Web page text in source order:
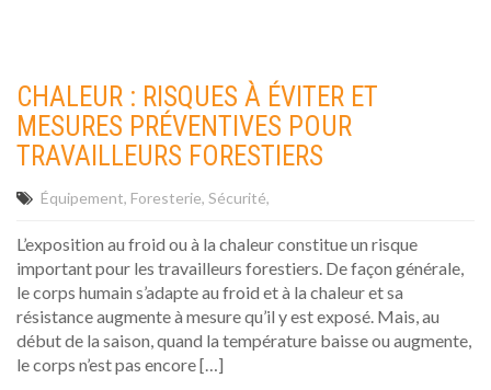
CHALEUR : RISQUES À ÉVITER ET
MESURES PRÉVENTIVES POUR
TRAVAILLEURS FORESTIERS
Équipement Foresterie Sécurité
L’exposition au froid ou à la chaleur constitue un risque
important pour les travailleurs forestiers. De façon générale,
le corps humain s’adapte au froid et à la chaleur et sa
résistance augmente à mesure qu’il y est exposé. Mais, au
début de la saison, quand la température baisse ou augmente,
le corps n’est pas encore […]